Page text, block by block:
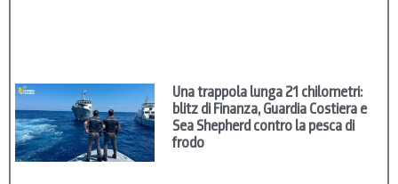
Una trappola lunga 21 chilometri:
blitz di Finanza, Guardia Costiera e
Sea Shepherd contro la pesca di
frodo